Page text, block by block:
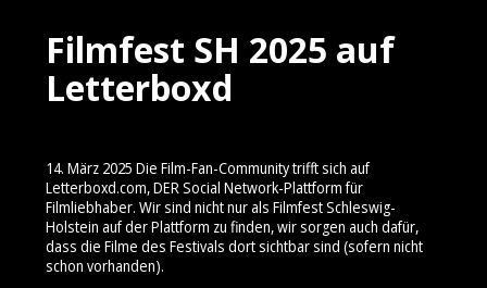
Filmfest SH 2025 auf
Letterboxd
14. März 2025 Die Film-Fan-Community trifft sich auf
Letterboxd.com, DER Social Network-Plattform für
Filmliebhaber. Wir sind nicht nur als Filmfest Schleswig-
Holstein auf der Plattform zu finden, wir sorgen auch dafür,
dass die Filme des Festivals dort sichtbar sind (sofern nicht
schon vorhanden).